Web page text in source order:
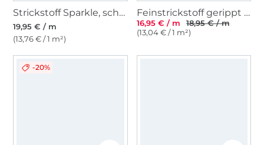
Strickstoff Sparkle, schwarz
19,95 € / m
(13,76 € / 1 m²)
Feinstrickstoff gerippt Stripes, terracotta
16,95 € / m
18,95 € / m
(13,04 € / 1 m²)
-20%